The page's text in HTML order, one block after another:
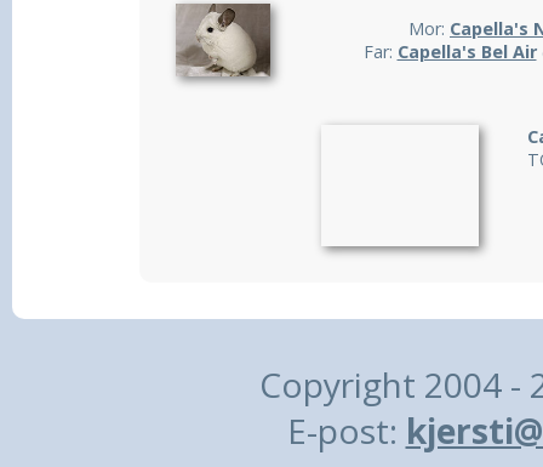
Mor: Capella's
Far: Capella's Bel Air
Copyright 2004 -
E-post: